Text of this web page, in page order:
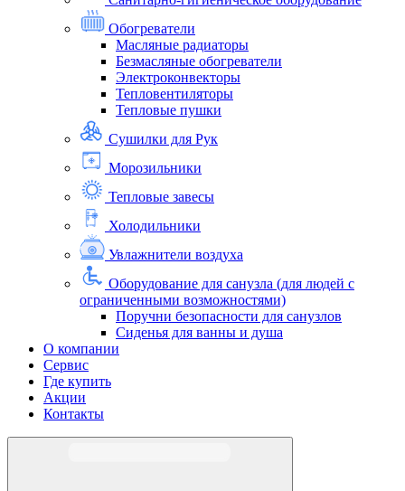
Обогреватели
Масляные радиаторы
Безмасляные обогреватели
Электроконвекторы
Тепловентиляторы
Тепловые пушки
Сушилки для Рук
Морозильники
Тепловые завесы
Холодильники
Увлажнители воздуха
Оборудование для санузла (для людей с
ограниченными возможностями)
Поручни безопасности для санузлов
Сиденья для ванны и душа
О компании
Сервис
Где купить
Акции
Контакты